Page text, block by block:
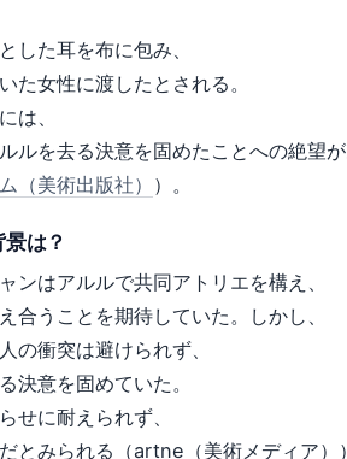
した耳を布に包み、
た女性に渡したとされる。
は、
ルを去る決意を固めたことへの絶望
（美術出版社） ）。
は？
ンはアルルで共同アトリエを構え、
合うことを期待していた。しかし、
の衝突は避けられず、
決意を固めていた。
せに耐えられず、
とみられる（artne（美術メディア）